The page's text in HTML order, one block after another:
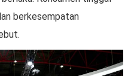
berkesempatan